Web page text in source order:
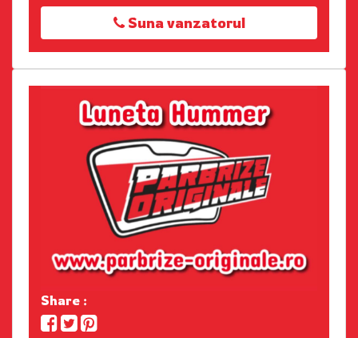
Suna vanzatorul
Share :